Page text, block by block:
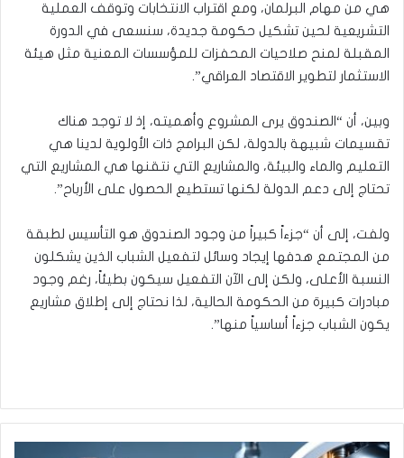
هي من مهام البرلمان، ومع اقتراب الانتخابات وتوقف العملية
التشريعية لحين تشكيل حكومة جديدة، سنسعى في الدورة
المقبلة لمنح صلاحيات المحفزات للمؤسسات المعنية مثل هيئة
الاستثمار لتطوير الاقتصاد العراقي”.
وبين، أن “الصندوق يرى المشروع وأهميته، إذ لا توجد هناك
تقسيمات شبيهة بالدولة، لكن البرامج ذات الأولوية لدينا هي
التعليم والماء والبيئة، والمشاريع التي نتقنها هي المشاريع التي
تحتاج إلى دعم الدولة لكنها تستطيع الحصول على الأرباح”.
ولفت، إلى أن “جزءاً كبيراً من وجود الصندوق هو التأسيس لطبقة
من المجتمع هدفها إيجاد وسائل لتفعيل الشباب الذين يشكلون
النسبة الأعلى، ولكن إلى الآن التفعيل سيكون بطيئاً، رغم وجود
مبادرات كبيرة من الحكومة الحالية، لذا نحتاج إلى إطلاق مشاريع
يكون الشباب جزءاً أساسياً منها”.
الأطباء